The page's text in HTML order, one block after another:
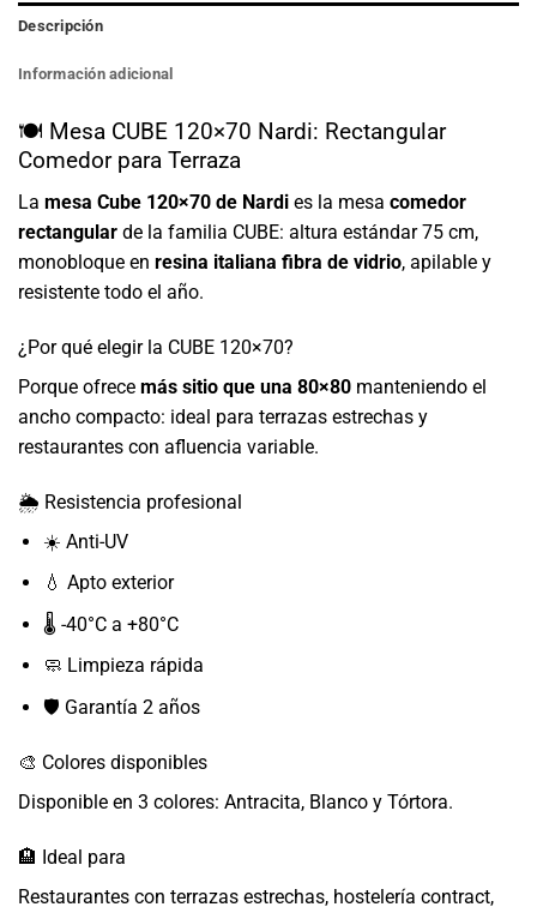
Descripción
Información adicional
🍽️ Mesa CUBE 120×70 Nardi: Rectangular
Comedor para Terraza
La mesa Cube 120×70 de Nardi es la mesa comedor
rectangular de la familia CUBE: altura estándar 75 cm,
monobloque en resina italiana fibra de vidrio, apilable y
resistente todo el año.
¿Por qué elegir la CUBE 120×70?
Porque ofrece más sitio que una 80×80 manteniendo el
ancho compacto: ideal para terrazas estrechas y
restaurantes con afluencia variable.
🌦️ Resistencia profesional
☀️ Anti-UV
💧 Apto exterior
🌡️ -40°C a +80°C
🧼 Limpieza rápida
🛡️ Garantía 2 años
🎨 Colores disponibles
Disponible en 3 colores: Antracita, Blanco y Tórtora.
🏨 Ideal para
Restaurantes con terrazas estrechas, hostelería contract,